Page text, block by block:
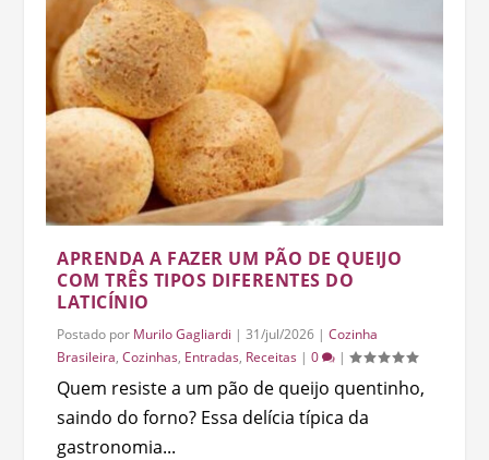
APRENDA A FAZER UM PÃO DE QUEIJO
COM TRÊS TIPOS DIFERENTES DO
LATICÍNIO
Postado por Murilo Gagliardi |31/jul/2026 |Cozinha
Brasileira,Cozinhas, Entradas, Receitas |0 |
Quem resiste a um pão de queijo quentinho,
saindo do forno? Essa delícia típica da
gastronomia...